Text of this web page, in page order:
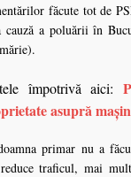
făcute tot de
cauză a poluării în
împotrivă aici:
asupră
primar nu a
traficul, mai